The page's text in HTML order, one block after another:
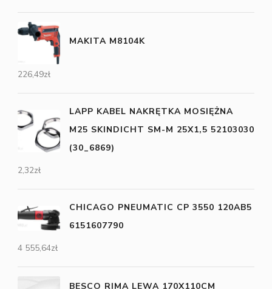
MAKITA M8104K
226,49zł
LAPP KABEL NAKRĘTKA MOSIĘŻNA
M25 SKINDICHT SM-M 25X1,5 52103030
(30_6869)
2,32zł
CHICAGO PNEUMATIC CP 3550 120AB5
6151607790
4 555,64zł
BESCO RIMA LEWA 170X110CM